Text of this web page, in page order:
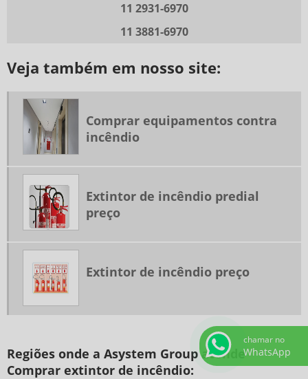
PLACAS DE SINALIZAÇÃO DE EMERGÊNCIA PREÇO
PLACAS DE SINALIZAÇÃO DE INCÊNDIO PREÇO
PROJETO DE SEGURANÇA CONTRA INCÊNDIO
RENOVAÇÃO AVCB CORPO BOMBEIROS SP
REPAROS DE VAZAMENTO EM REDE DE COMBATE A INCÊNDIO
SERVIÇOS EM AVCB
SISTEMA DE DETECÇÃO DE FUMAÇA
SISTEMA DE DETECÇÃO DE INCÊNDIO POR ASPIRAÇÃO
SISTEMA DE PRESSURIZAÇÃO DE ESCADAS
SISTEMA DE SPRINKLERS
SPRINKLER INCÊNDIO PREÇO
EXTINTOR DE INCÊNDIO PREDIAL PREÇO
EQUIPAMENTOS CONTRA INCÊNDIO SP
11 2931-6970
11 3881-6970
Veja também em nosso site:
Comprar equipamentos contra
incêndio
Extintor de incêndio predial
preço
Extintor de incêndio preço
Regiões onde a Asystem Group atende
Comprar extintor de incêndio:
chamar no
WhatsApp